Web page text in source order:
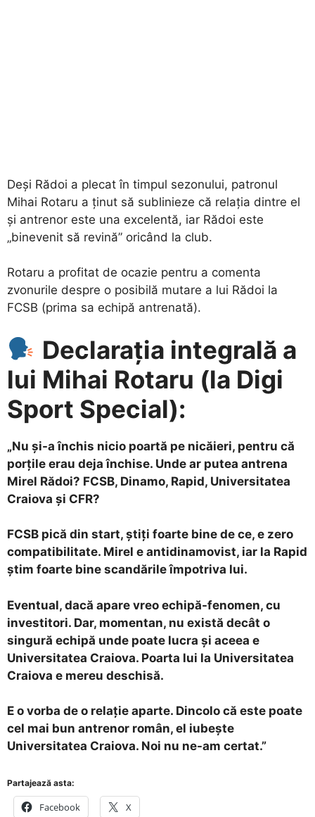
Deși Rădoi a plecat în timpul sezonului, patronul
Mihai Rotaru a ținut să sublinieze că relația dintre el
și antrenor este una excelentă, iar Rădoi este
„binevenit să revină” oricând la club.
Rotaru a profitat de ocazie pentru a comenta
zvonurile despre o posibilă mutare a lui Rădoi la
FCSB (prima sa echipă antrenată).
Declarația integrală a
lui Mihai Rotaru (la Digi
Sport Special):
„Nu și-a închis nicio poartă pe nicăieri, pentru că
porțile erau deja închise. Unde ar putea antrena
Mirel Rădoi? FCSB, Dinamo, Rapid, Universitatea
Craiova și CFR?
FCSB pică din start, știți foarte bine de ce, e zero
compatibilitate. Mirel e antidinamovist, iar la Rapid
știm foarte bine scandările împotriva lui.
Eventual, dacă apare vreo echipă-fenomen, cu
investitori. Dar, momentan, nu există decât o
singură echipă unde poate lucra și aceea e
Universitatea Craiova. Poarta lui la Universitatea
Craiova e mereu deschisă.
E o vorba de o relație aparte. Dincolo că este poate
cel mai bun antrenor român, el iubește
Universitatea Craiova. Noi nu ne-am certat.”
Partajează asta:
Facebook X